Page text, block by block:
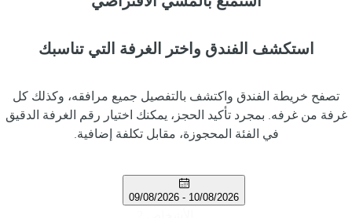
استكشف الفندق واختر الغرفة التي تناسبك
تصفح خريطة الفندق واكتشف بالتفصيل جميع مرافقه، وكذلك كل
غرفة من غرفه. بمجرد تأكيد الحجز، يمكنك اختيار رقم الغرفة الدقيق
في الفئة المحجوزة، مقابل تكلفة إضافية.